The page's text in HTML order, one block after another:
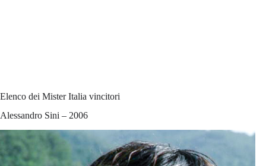
Elenco dei Mister Italia vincitori
Alessandro Sini – 2006